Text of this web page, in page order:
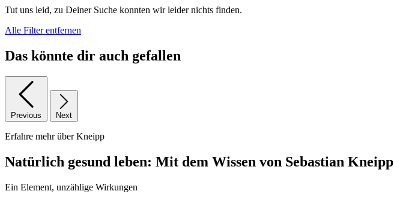
Tut uns leid, zu Deiner Suche konnten wir leider nichts finden.
Alle Filter entfernen
Das könnte dir auch gefallen
Previous Next
Erfahre mehr über Kneipp
Natürlich gesund leben: Mit dem Wissen von Sebastian Kneipp
Ein Element, unzählige Wirkungen